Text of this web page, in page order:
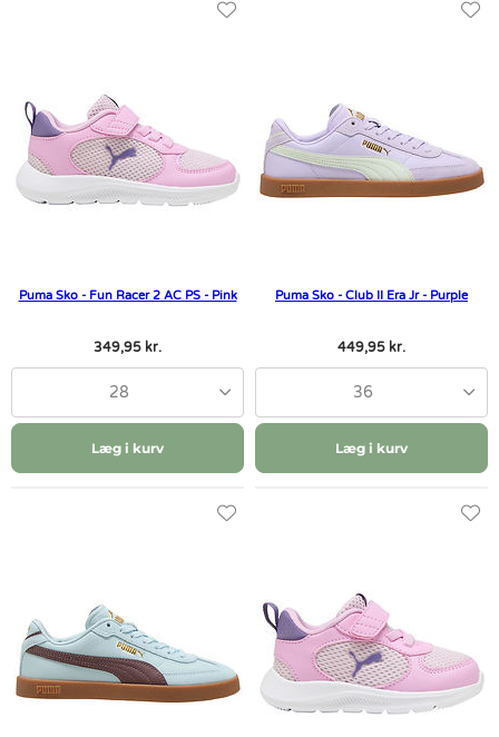
Puma Sko - Fun Racer 2 AC PS - Pink
349,95 kr.
28
Læg i kurv
Puma Sko - Club II Era Jr - Purple
449,95 kr.
36
Læg i kurv